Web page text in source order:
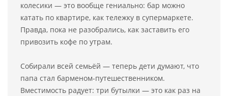
колесики — это вообще гениально: бар можно
катать по квартире, как тележку в супермаркете.
Правда, пока не разобрались, как заставить его
привозить кофе по утрам.
Собирали всей семьёй — теперь дети думают, что
папа стал барменом-путешественником.
Вместимость радует: три бутылки — это как раз на